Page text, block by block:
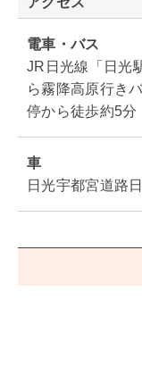
電車・バス
JR日光線「日光
ら霧降高原行き
停から徒歩約5分
車
日光宇都宮道路